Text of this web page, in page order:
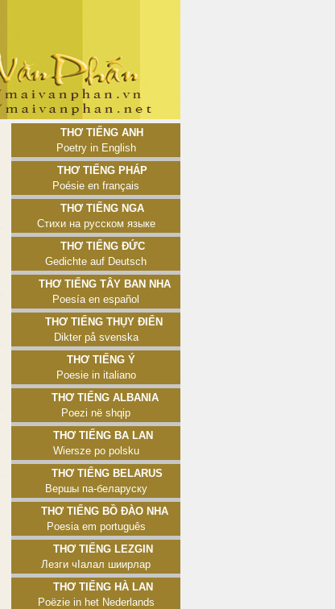
Thơ tiếng Anh
Poetry in English
Thơ tiếng Pháp
Poésie en français
Thơ tiếng Nga
Стихи на русском языке
Thơ tiếng Đức
Gedichte auf Deutsch
Thơ tiếng Tây Ban Nha
Poesía en español
Thơ tiếng Thụy Điển
Dikter på svenska
Thơ tiếng Ý
Poesie in italiano
Thơ tiếng Albania
Poezi në shqip
Thơ tiếng Ba Lan
Wiersze po polsku
Thơ tiếng Belarus
Вершы па-беларуску
Thơ tiếng Bồ Đào Nha
Poesia em português
Thơ tiếng Lezgin
Лезги чӀалал шиирлар
Thơ tiếng Hà Lan
Poëzie in het Nederlands